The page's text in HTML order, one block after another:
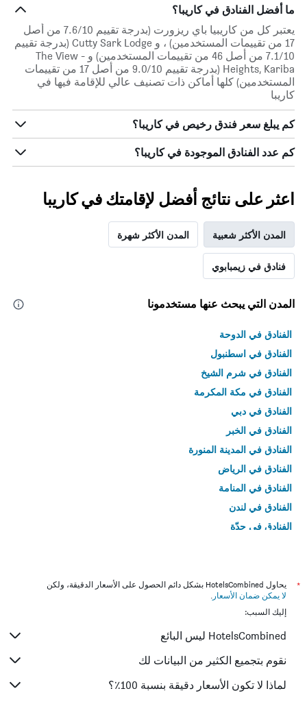
ما أفضل الفنادق في كاريبا؟
يعتبر كل من كاريبيا باي ريزورت (بدرجة تقييم 7.6/10 من أصل
17 من تقييمات المستخدمين) ، و Cutty Sark Lodge (بدرجة تقييم
7.1/10 من أصل 46 من تقييمات المستخدمين) و The View -
Heights, Kariba (بدرجة تقييم 9.0/10 من أصل 17 من تقييمات
المستخدمين) كلها أماكن ذات تصنيف عالي للإقامة فيها في
كاريبا
كم يبلغ سعر فندق رخيص في كاريبا؟
كم عدد الفنادق الموجودة في كاريبا؟
اعثر على نتائج أفضل لإقامتك في كاريبا
المدن الأكثر شعبية المدن الأكثر شهرة
فنادق في زيمبابوي
المدن التي يبحث عنها مستخدمونا
الفنادق في الدوحة
الفنادق في اسطنبول
الفنادق في شرم الشيخ
الفنادق في مكة المكرمة
الفنادق في دبي
الفنادق في الخبر
الفنادق في المدينة المنورة
الفنادق في الرياض
الفنادق في المنامة
الفنادق في لندن
الفنادق في جدّة
*
يحاول HotelsCombined بشكل دائم الحصول على الأسعار الدقيقة، ولكن
لا يمكن ضمان الأسعار .
إليك السبب:
HotelsCombined ليس البائع
نقوم بتجميع الكثير من البيانات لك
لماذا لا تكون الأسعار دقيقة بنسبة 100٪؟